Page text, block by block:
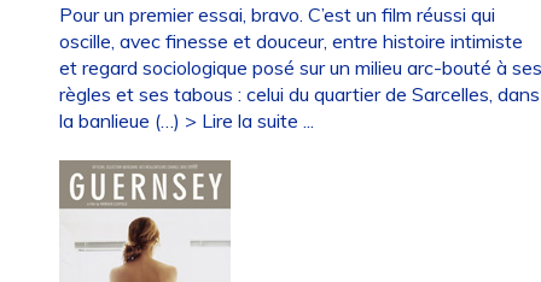
Pour un premier essai, bravo. C’est un film réussi qui
oscille, avec finesse et douceur, entre histoire intimiste
et regard sociologique posé sur un milieu arc-bouté à
règles et ses tabous : celui du quartier de Sarcelles, dans
la banlieue (…) > Lire la suite ...